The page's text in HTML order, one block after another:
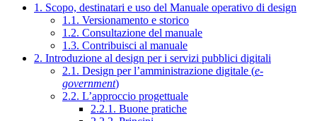
1. Scopo, destinatari e uso del Manuale operativo di design
1.1. Versionamento e storico
1.2. Consultazione del manuale
1.3. Contribuisci al manuale
2. Introduzione al design per i servizi pubblici digitali
2.1. Design per l’amministrazione digitale (e-
government)
2.2. L’approccio progettuale
2.2.1. Buone pratiche